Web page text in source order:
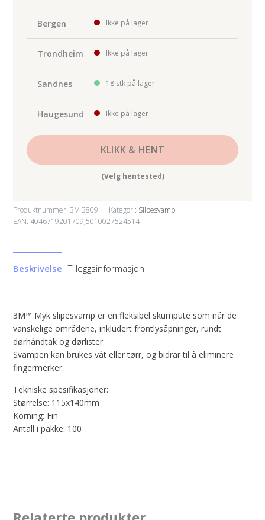
Bergen Ikke på lager
Trondheim Ikke på lager
Sandnes 18 stk på lager
Haugesund Ikke på lager
KLIKK & HENT
(Velg hentested)
Produktnummer:3M 3809 Kategori: Slipesvamp
EAN: 4046719201709,5010027524514
Beskrivelse Tilleggsinformasjon
3M™ Myk slipesvamp er en fleksibel skumpute som når de
vanskelige områdene, inkludert frontlysåpninger, rundt
dørhåndtak og dørlister.
Svampen kan brukes våt eller tørr, og bidrar til å eliminere
fingermerker.
Tekniske spesifikasjoner:
Størrelse: 115x140mm
Korning: Fin
Antall i pakke: 100